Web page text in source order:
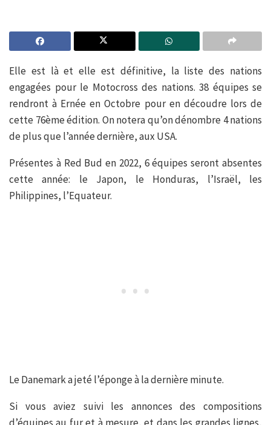
Elle est là et elle est définitive, la liste des nations
engagées pour le Motocross des nations. 38 équipes se
rendront à Ernée en Octobre pour en découdre lors de
cette 76ème édition. On notera qu’on dénombre 4 nations
de plus que l’année dernière, aux USA.
Présentes à Red Bud en 2022, 6 équipes seront absentes
cette année: le Japon, le Honduras, l’Israël, les
Philippines, l’Equateur.
Le Danemark a jeté l’éponge à la dernière minute.
Si vous aviez suivi les annonces des compositions